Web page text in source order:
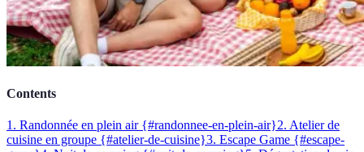
Contents
1. Randonnée en plein air {#randonnee-en-plein-air}2. Atelier de
cuisine en groupe {#atelier-de-cuisine}3. Escape Game {#escape-